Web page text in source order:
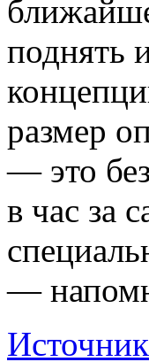
поднять
размер
— это
в час за
—
Источник